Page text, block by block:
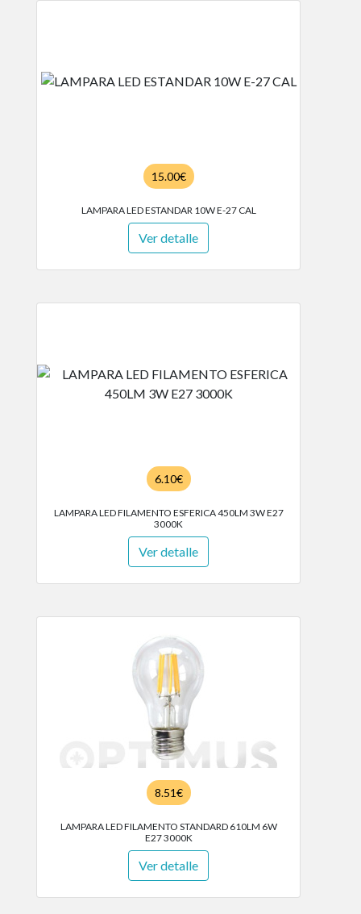
15.00€
LAMPARA LED ESTANDAR 10W E-27 CAL
Ver detalle
6.10€
LAMPARA LED FILAMENTO ESFERICA 450LM 3W E27
3000K
Ver detalle
8.51€
LAMPARA LED FILAMENTO STANDARD 610LM 6W
E27 3000K
Ver detalle